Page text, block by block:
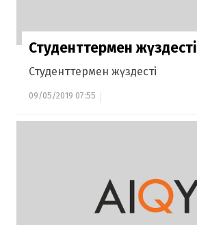
Студенттермен жүздесті
Студенттермен жүздесті
09/05/2019 07:55